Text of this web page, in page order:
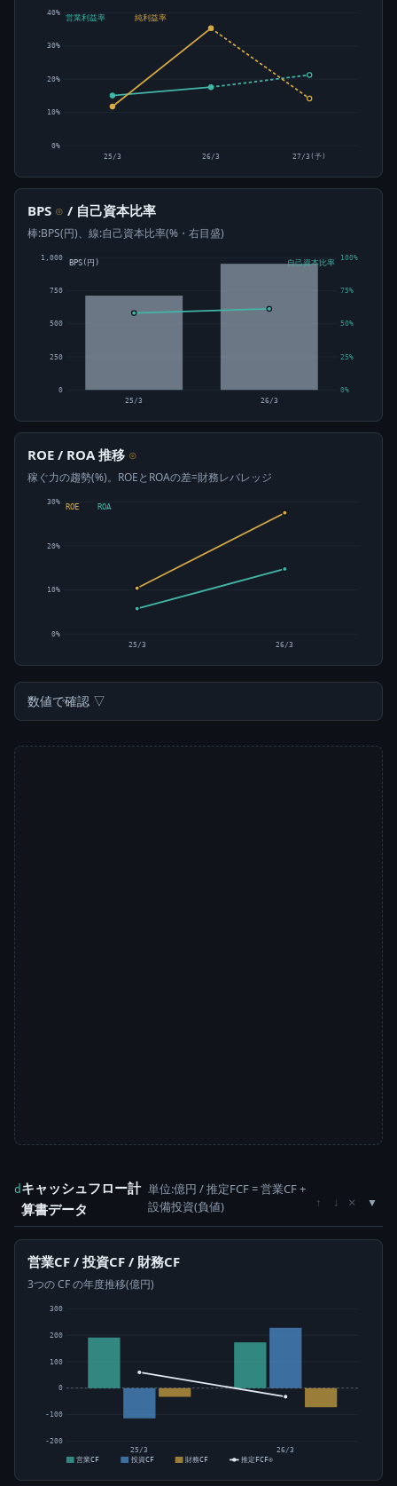
0%
10%
20%
30%
40%
営業利益率 純利益率
25/3 26/3 27/3(予)
BPS ⊙ / 自己資本比率
棒:BPS(円)、線:自己資本比率(%・右目盛)
0
250
500
750
1,000
0%
25%
50%
75%
100%
25/3 26/3
BPS(円) 自己資本比率
ROE / ROA 推移 ⊙
稼ぐ力の趨勢(%)。ROEとROAの差=財務レバレッジ
0%
10%
20%
30%
ROE ROA
25/3 26/3
数値で確認 ▽
d キャッシュフロー計
算書データ
単位:億円 / 推定FCF = 営業CF +
設備投資(負値)
↑ ↓ ×
営業CF / 投資CF / 財務CF
3つの CF の年度推移(億円)
-200
-100
0
100
200
300
25/3
26/3
営業CF
投資CF 財務CF 推定FCF⊙